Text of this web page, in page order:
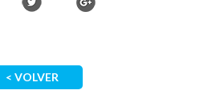
< VOLVER